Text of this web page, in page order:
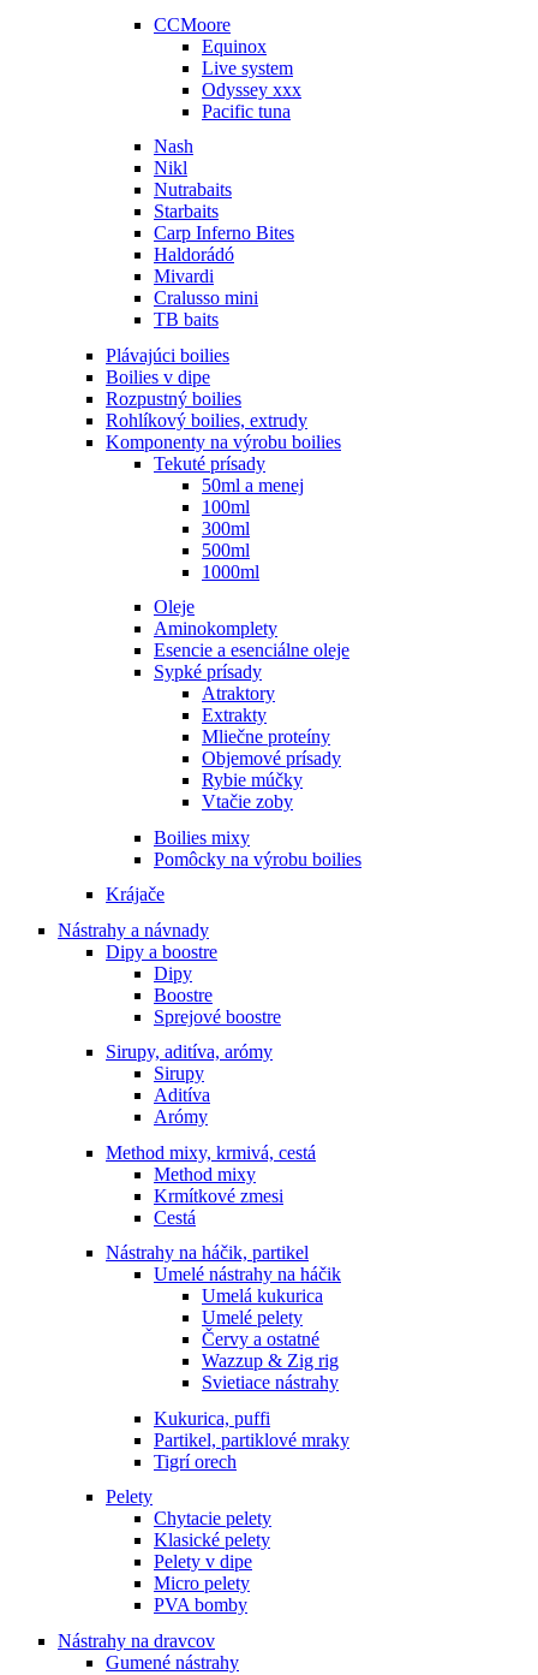
CCMoore
Equinox
Live system
Odyssey xxx
Pacific tuna
Nash
Nikl
Nutrabaits
Starbaits
Carp Inferno Bites
Haldorádó
Mivardi
Cralusso mini
TB baits
Plávajúci boilies
Boilies v dipe
Rozpustný boilies
Rohlíkový boilies, extrudy
Komponenty na výrobu boilies
Tekuté prísady
50ml a menej
100ml
300ml
500ml
1000ml
Oleje
Aminokomplety
Esencie a esenciálne oleje
Sypké prísady
Atraktory
Extrakty
Mliečne proteíny
Objemové prísady
Rybie múčky
Vtačie zoby
Boilies mixy
Pomôcky na výrobu boilies
Krájače
Nástrahy a návnady
Dipy a boostre
Dipy
Boostre
Sprejové boostre
Sirupy, aditíva, arómy
Sirupy
Aditíva
Arómy
Method mixy, krmivá, cestá
Method mixy
Krmítkové zmesi
Cestá
Nástrahy na háčik, partikel
Umelé nástrahy na háčik
Umelá kukurica
Umelé pelety
Červy a ostatné
Wazzup & Zig rig
Svietiace nástrahy
Kukurica, puffi
Partikel, partiklové mraky
Tigrí orech
Pelety
Chytacie pelety
Klasické pelety
Pelety v dipe
Micro pelety
PVA bomby
Nástrahy na dravcov
Gumené nástrahy